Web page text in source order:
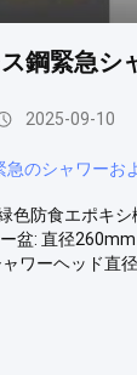
鋼緊急シ
2025-09-10
急のシャワーお
色防食エポキ
盆: 直径
ワーヘッド直